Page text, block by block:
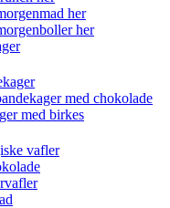
her
her
med chokolade
med birkes
vafler